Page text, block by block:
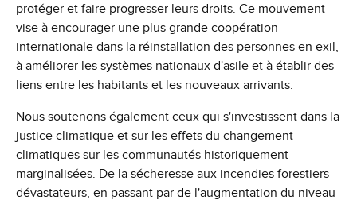
protéger et faire progresser leurs droits. Ce mouvement
vise à encourager une plus grande coopération
internationale dans la réinstallation des personnes en exil,
à améliorer les systèmes nationaux d'asile et à établir des
liens entre les habitants et les nouveaux arrivants.
Nous soutenons également ceux qui s'investissent dans la
justice climatique et sur les effets du changement
climatiques sur les communautés historiquement
marginalisées. De la sécheresse aux incendies forestiers
dévastateurs, en passant par de l'augmentation du niveau